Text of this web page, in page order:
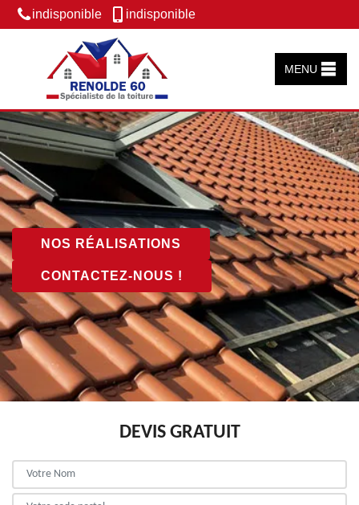
indisponible indisponible
MENU
NOS RÉALISATIONS
CONTACTEZ-NOUS !
DEVIS GRATUIT